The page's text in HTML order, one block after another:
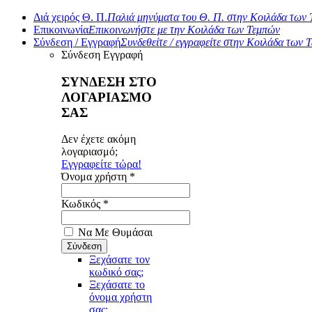
Διά χειρός Θ. Π.Παλιά μηνύματα του Θ. Π. στην Κοιλάδα των
ΕπικοινωνίαΕπικοινωνήστε με την Κοιλάδα των Τεμπών
Σύνδεση / ΕγγραφήΣυνδεθείτε / εγγραφείτε στην Κοιλάδα των
Σύνδεση Εγγραφή
ΣΥΝΔΕΣΗ ΣΤΟ
ΛΟΓΑΡΙΑΣΜΟ
ΣΑΣ
Δεν έχετε ακόμη
λογαριασμό;
Εγγραφείτε τώρα!
Όνομα χρήστη *
Κωδικός *
Να Με Θυμάσαι
Ξεχάσατε τον
κωδικό σας;
Ξεχάσατε το
όνομα χρήστη